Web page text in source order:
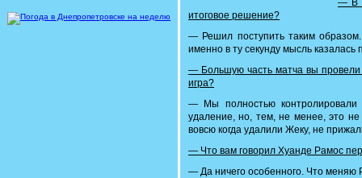
— В
итоговое решение?
— Решил поступить таким
именно в ту секунду мысль казалась
— Большую часть матча вы провели
игра?
— Мы полностью контролировали
удаление, но, тем, не менее, это не
вовсю когда удалили Жеку, не
— Что вам говорил Хуанде Рамос
— Да ничего особенного. Что меняю